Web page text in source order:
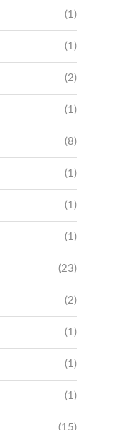
(1)
(1)
(2)
(1)
(8)
(1)
(1)
(1)
(23)
(2)
(1)
(1)
(1)
(15)